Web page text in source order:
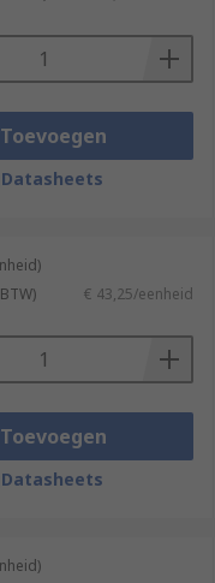
Toevoegen
Datasheets
€ 43,25/eenheid
Toevoegen
Datasheets